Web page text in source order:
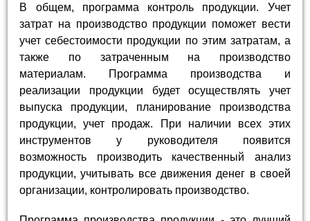
В общем, программа контроль продукции. Учет
затрат на производство продукции поможет вести
учет себестоимости продукции по этим затратам, а
также по затраченным на производство
материалам. Программа производства и
реализации продукции будет осуществлять учет
выпуска продукции, планирование производства
продукции, учет продаж. При наличии всех этих
инструментов у руководителя появится
возможность производить качественный анализ
продукции, учитывать все движения денег в своей
организации, контролировать производство.